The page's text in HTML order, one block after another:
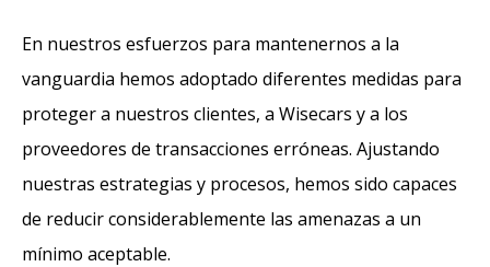
En nuestros esfuerzos para mantenernos a la
vanguardia hemos adoptado diferentes medidas para
proteger a nuestros clientes, a Wisecars y a los
proveedores de transacciones erróneas. Ajustando
nuestras estrategias y procesos, hemos sido capaces
de reducir considerablemente las amenazas a un
mínimo aceptable.